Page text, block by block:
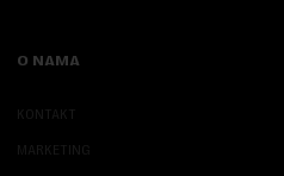
O NAMA
KONTAKT
MARKETING